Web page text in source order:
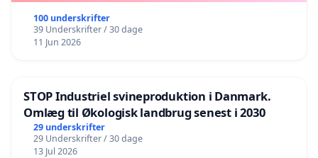
100 underskrifter
39 Underskrifter / 30 dage
11 Jun 2026
STOP Industriel svineproduktion i Danmark.
Omlæg til Økologisk landbrug senest i 2030
29 underskrifter
29 Underskrifter / 30 dage
13 Jul 2026